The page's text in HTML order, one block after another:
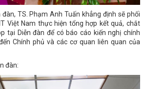
TS. Phạm Anh Tuấn khẳng định sẽ phối
Việt Nam thực hiện tổng hợp kết quả, chắt
tại Diễn đàn để có báo cáo kiến nghị chính
Chính phủ và các cơ quan liên quan của
đàn: